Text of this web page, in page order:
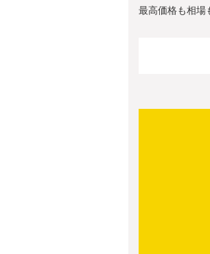
最高価格も相場